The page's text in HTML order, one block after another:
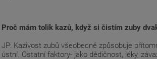
Proč mám tolik kazů, když si čistím zuby
JP: Kazivost zubů všeobecně způsobuje
ústní. Ostatní faktory- jako dědičnost, léky,